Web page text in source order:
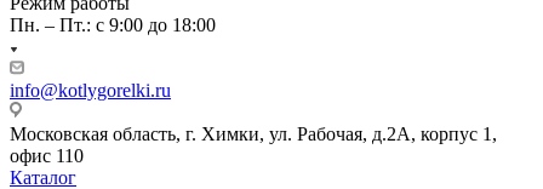
Пн. – Пт.: с 9:00 до 18:00
info@kotlygorelki.ru
Московская область, г. Химки, ул. Рабочая, д.2А, корпус 1,
офис 110
Каталог